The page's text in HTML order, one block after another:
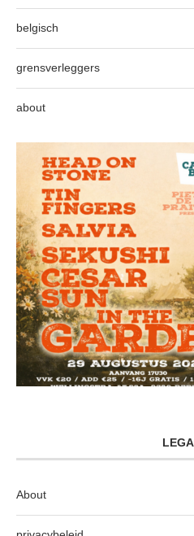
belgisch
grensverleggers
about
About